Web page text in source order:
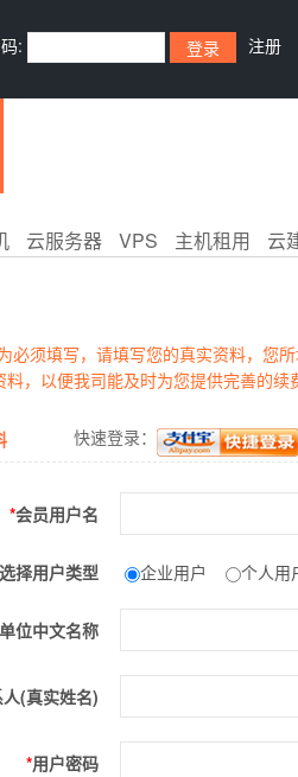
: 注册
云服务器 VPS 主机租用 云
必须填写，请填写您的真实资料，您
料，以便我司能及时为您提供完善的
快速登录：
*会员用户名
选择用户类型 企业用户 个人用
位中文名称
(真实姓名)
*用户密码